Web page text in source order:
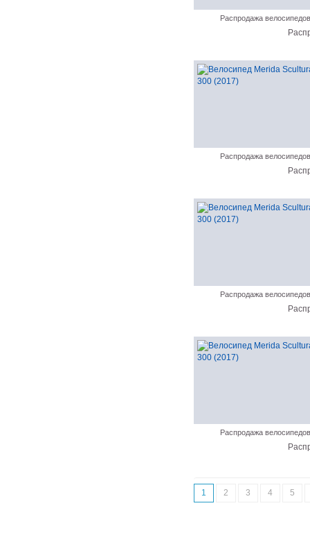
Распродажа велосипедов
Распродажа велосипедов
Распродажа велосипедов
Распродажа велосипедов
1 2 3 4 5